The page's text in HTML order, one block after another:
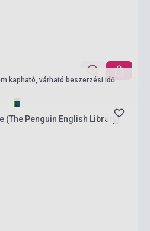
kapható, várható beszerzési idő
(The Penguin English Library)